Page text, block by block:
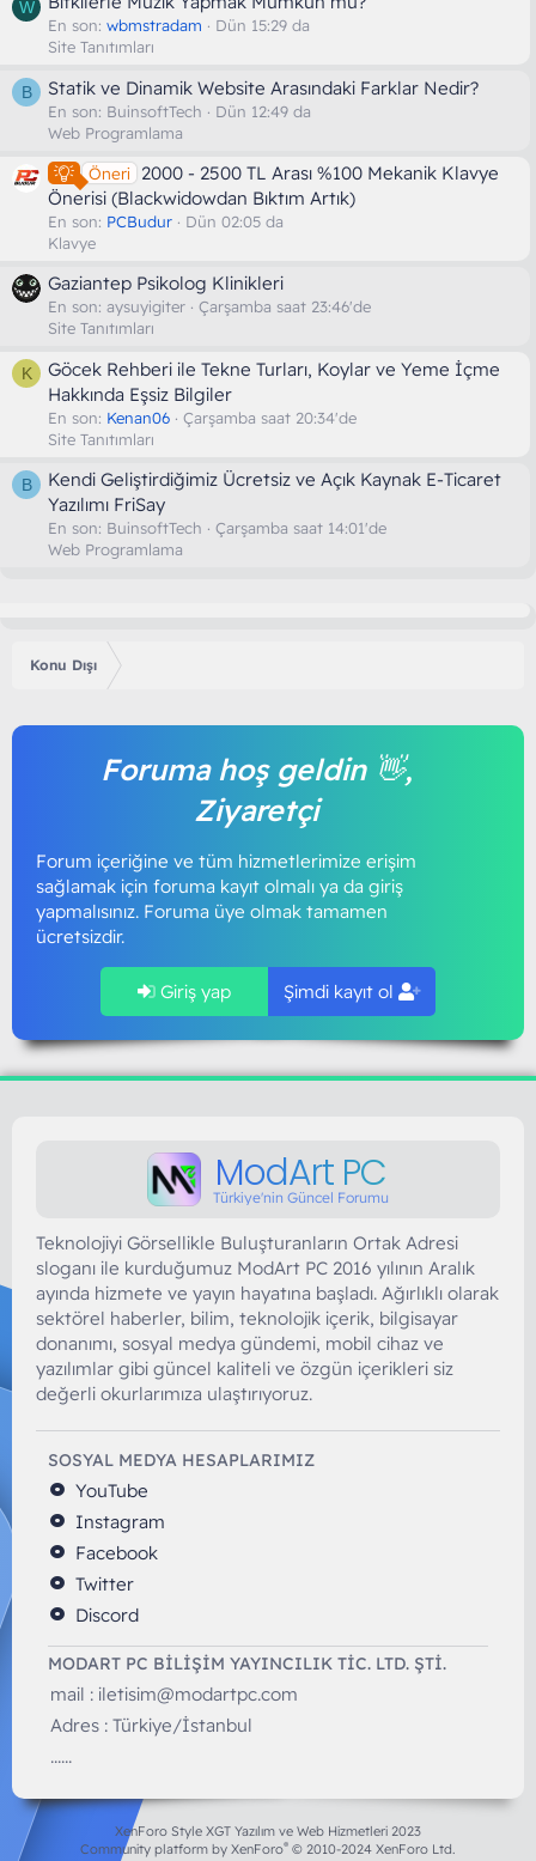
W
En son: wbmstradam
Dün 15:29 da
Site Tanıtımları
B Statik ve Dinamik Website Arasındaki Farklar Nedir?
En son: BuinsoftTech
Dün 12:49 da
Web Programlama
Öneri
2000 - 2500 TL Arası %100 Mekanik Klavye
Önerisi (Blackwidowdan Bıktım Artık)
En son: PCBudur
Dün 02:05 da
Klavye
Gaziantep Psikolog Klinikleri
En son: aysuyigiter
Çarşamba saat 23:46'de
Site Tanıtımları
K
Göcek Rehberi ile Tekne Turları, Koylar ve Yeme İçme
Hakkında Eşsiz Bilgiler
En son: Kenan06
Çarşamba saat 20:34'de
Site Tanıtımları
B
Kendi Geliştirdiğimiz Ücretsiz ve Açık Kaynak E-Ticaret
Yazılımı FriSay
En son: BuinsoftTech
Çarşamba saat 14:01'de
Web Programlama
Konu Dışı
Foruma hoş geldin 👋,
Ziyaretçi
Forum içeriğine ve tüm hizmetlerimize erişim
sağlamak için foruma kayıt olmalı ya da giriş
yapmalısınız. Foruma üye olmak tamamen
ücretsizdir.
Giriş yap Şimdi kayıt ol
ModArt PC
Türkiye'nin Güncel Forumu
Teknolojiyi Görsellikle Buluşturanların Ortak Adresi
sloganı ile kurduğumuz ModArt PC 2016 yılının Aralık
ayında hizmete ve yayın hayatına başladı. Ağırlıklı olarak
sektörel haberler, bilim, teknolojik içerik, bilgisayar
donanımı, sosyal medya gündemi, mobil cihaz ve
yazılımlar gibi güncel kaliteli ve özgün içerikleri siz
değerli okurlarımıza ulaştırıyoruz.
SOSYAL MEDYA HESAPLARIMIZ
YouTube
Instagram
Facebook
Twitter
Discord
MODART PC BILIŞIM YAYINCILIK TİC. LTD. ŞTİ.
mail : iletisim@modartpc.com
Adres : Türkiye/İstanbul
......
XenForo Style XGT Yazılım ve Web Hizmetleri 2023
Community platform by XenForo® © 2010-2024 XenForo Ltd.